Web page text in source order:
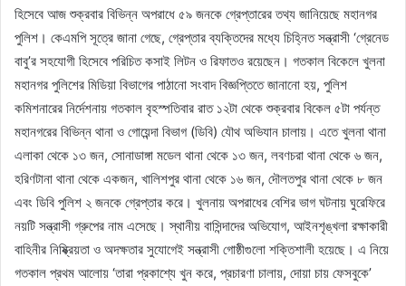
হিসেবে আজ শুক্রবার বিভিন্ন অপরাধে ৫৯ জনকে গ্রেপ্তারের তথ্য জানিয়েছে মহানগর
পুলিশ। কেএমপি সূত্রে জানা গেছে, গ্রেপ্তার ব্যক্তিদের মধ্যে চিহ্নিত সন্ত্রাসী ‘গ্রেনেড
বাবু’র সহযোগী হিসেবে পরিচিত কসাই লিটন ও রিফাতও রয়েছেন। গতকাল বিকেলে খুলনা
মহানগর পুলিশের মিডিয়া বিভাগের পাঠানো সংবাদ বিজ্ঞপ্তিতে জানানো হয়, পুলিশ
কমিশনারের নির্দেশনায় গতকাল বৃহস্পতিবার রাত ১২টা থেকে শুক্রবার বিকেল ৫টা পর্যন্ত
মহানগরের বিভিন্ন থানা ও গোয়েন্দা বিভাগ (ডিবি) যৌথ অভিযান চালায়। এতে খুলনা থানা
এলাকা থেকে ১৩ জন, সোনাডাঙ্গা মডেল থানা থেকে ১৩ জন, লবণচরা থানা থেকে ৬ জন,
হরিণটানা থানা থেকে একজন, খালিশপুর থানা থেকে ১৬ জন, দৌলতপুর থানা থেকে ৮ জন
এবং ডিবি পুলিশ ২ জনকে গ্রেপ্তার করে। খুলনায় অপরাধের বেশির ভাগ ঘটনায় ঘুরেফিরে
নয়টি সন্ত্রাসী গ্রুপের নাম এসেছে। স্থানীয় বাসিন্দাদের অভিযোগ, আইনশৃঙ্খলা রক্ষাকারী
বাহিনীর নিষ্ক্রিয়তা ও অদক্ষতার সুযোগেই সন্ত্রাসী গোষ্ঠীগুলো শক্তিশালী হয়েছে। এ নিয়ে
গতকাল প্রথম আলোয় ‘তারা প্রকাশ্যে খুন করে, প্রচারণা চালায়, দোয়া চায় ফেসবুকে’